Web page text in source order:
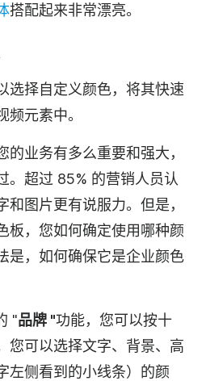
搭配起来非常漂亮。
选择自定义颜色，将其快速
元素中。
业务有多么重要和强大，
。超过 85% 的营销人员认
和图片更有说服力。但是，
板，您如何确定使用哪种颜
是，如何确保它是企业颜色
"品牌 "功能，您可以按十
您可以选择文字、背景、高
左侧看到的小线条）的颜